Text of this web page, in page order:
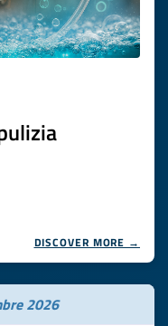
DISCOVER MORE →
2026